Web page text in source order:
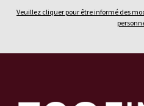
Veuillez cliquer pour être informé des